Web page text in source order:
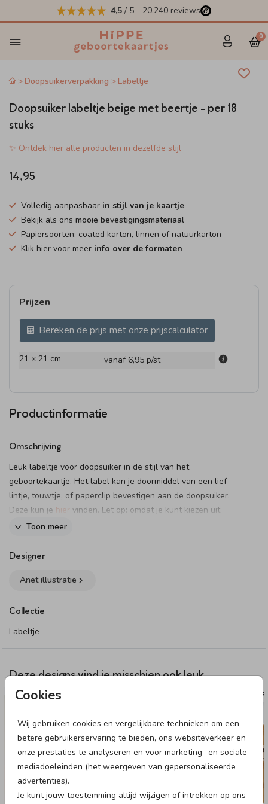
4,5 / 5 - 20.240 reviews
0
Cookies
Wij gebruiken cookies en vergelijkbare technieken om een
betere gebruikerservaring te bieden, ons websiteverkeer en
onze prestaties te analyseren en voor marketing- en sociale
mediadoeleinden (het weergeven van gepersonaliseerde
advertenties).
Je kunt jouw toestemming altijd wijzigen of intrekken op ons
Doopsuikerverpakking Labeltje
Doopsuiker labeltje beige met beertje - per 18
stuks
✨ Ontdek hier alle producten in dezelfde stijl
14,95
Volledig aanpasbaar in stijl van je kaartje
Bekijk als ons mooie bevestigingsmateriaal
Papiersoorten: coated karton, linnen of natuurkarton
Klik hier voor meer info over de formaten
Prijzen
Bereken de prijs met onze prijscalculator
21 × 21 cm vanaf 6,95 p/st
Productinformatie
Omschrijving
Leuk labeltje voor doopsuiker in de stijl van het
geboortekaartje. Het label kan je doormiddel van een lief
lintje, touwtje, of paperclip bevestigen aan de doopsuiker.
Deze kun je hier vinden. Let op: omdat je kunt kiezen uit
verschillende bevestigingsmaterialen bestel je het
Wanneer je de producten thuis krijgt, zet je ze hiermee zelf in
• 18 labels per vel.
• Papiersoort: coated karton.
Dit product maakt onderdeel uit van deze set
Toon meer
Designer
Anet illustratie
Collectie
Labeltje
Deze designs vind je misschien ook leuk